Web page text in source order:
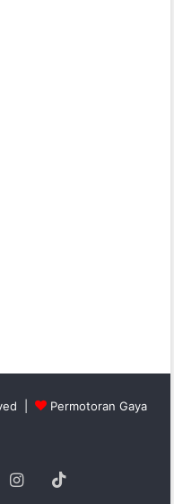
|
Permotoran Gaya
Instagram